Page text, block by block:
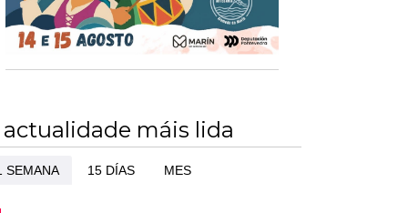
actualidade máis lida
SEMANA 15 DÍAS MES